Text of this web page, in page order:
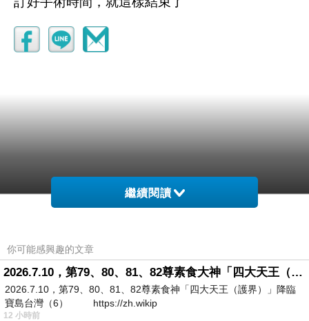
繼續閱讀
你可能感興趣的文章
2026.7.10，第79、80、81、82尊素食大神「四大天王（護界）」降臨寶島台灣（6）
2026.7.10，第79、80、81、82尊素食神「四大天王（護界）」降臨
寶島台灣（6） https://zh.wikip
12 小時前